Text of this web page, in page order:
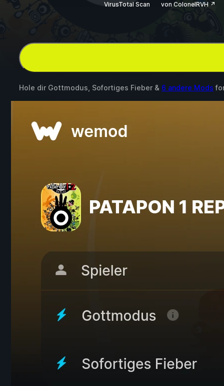
VirusTotal Scan von ColonelRVH ↗
Hole dir Gottmodus, Sofortiges Fieber & 6 andere Mods